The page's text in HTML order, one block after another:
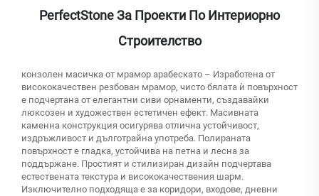
PerfectStone За Проекти По Интериорно
Строителство
конзолен масичка от мрамор арабескато – Изработена от
висококачествен резбован мрамор, чисто бялата ѝ повърхност
е подчертана от елегантни сиви орнаменти, създавайки
люксозен и художествен естетичен ефект. Масивната
каменна конструкция осигурява отлична устойчивост,
издръжливост и дълготрайна употреба. Полираната
повърхност е гладка, устойчива на петна и лесна за
поддържане. Простият и стилизиран дизайн подчертава
естествената текстура и висококачествения шарм.
Изключително подходяща е за коридори, входове, дневни